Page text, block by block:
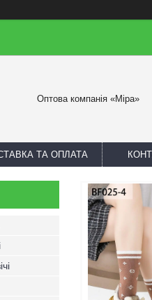
Оптова компанія «Міра»
ТА ОПЛАТА